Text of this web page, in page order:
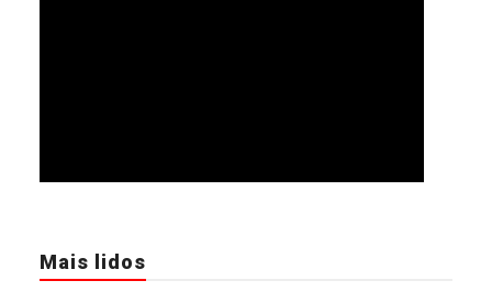
Mais lidos